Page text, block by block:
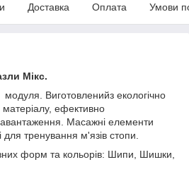
Доставка Оплата Умови
Мікс.
Виготовленийз екологічно
матеріалу, ефективно
Масажні елементи
тренування м'язів стопи.
форм та кольорів: Шипи, Шишки,